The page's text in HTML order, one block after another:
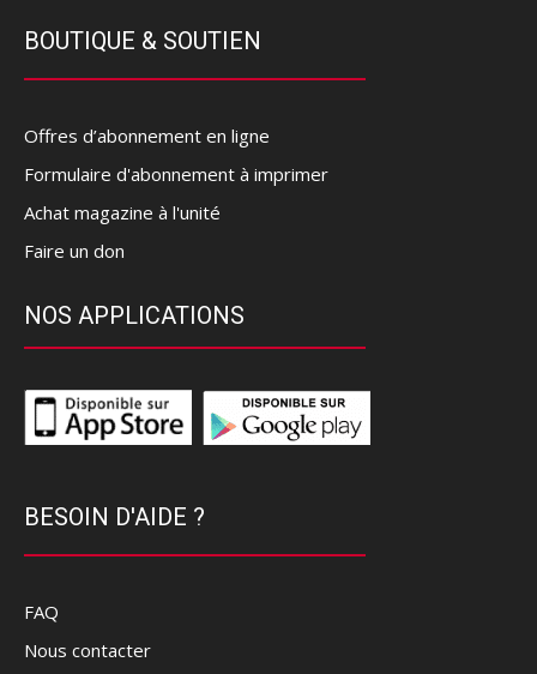
BOUTIQUE & SOUTIEN
Offres d’abonnement en ligne
Formulaire d'abonnement à imprimer
Achat magazine à l'unité
Faire un don
NOS APPLICATIONS
BESOIN D'AIDE ?
FAQ
Nous contacter